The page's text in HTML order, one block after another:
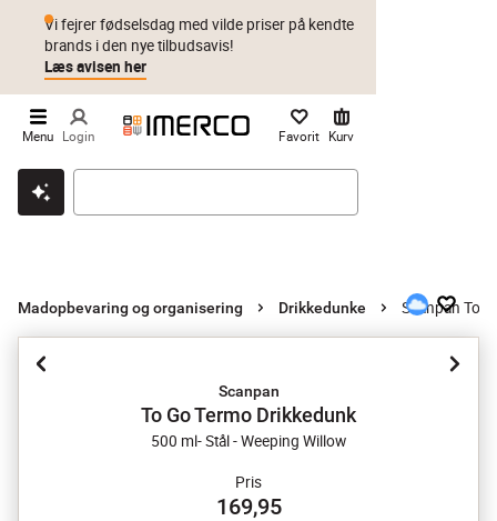
Klik & hent Byt i 1 år Prismatch
Vi fejrer fødselsdag med vilde priser på kendte
brands i den nye tilbudsavis!
Læs avisen her
Menu Login Favorit Kurv
Madopbevaring og organisering Drikkedunke Scanpan To
Scanpan
To Go Termo Drikkedunk
500 ml- Stål - Weeping Willow
Pris
169,95